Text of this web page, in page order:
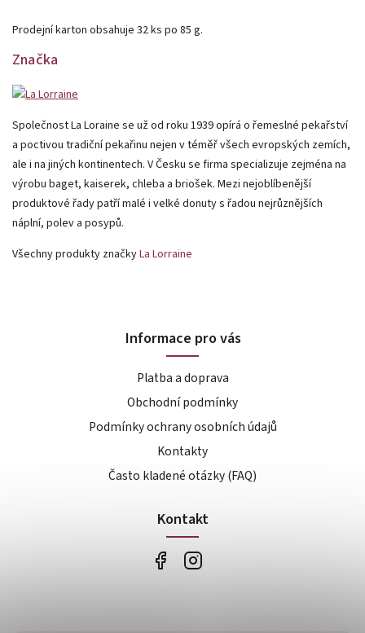
Prodejní karton obsahuje 32 ks po 85 g.
Značka
Společnost La Loraine se už od roku 1939 opírá o řemeslné pekařství
a poctivou tradiční pekařinu nejen v téměř všech evropských zemích,
ale i na jiných kontinentech. V Česku se firma specializuje zejména na
výrobu baget, kaiserek, chleba a briošek. Mezi nejoblíbenější
produktové řady patří malé i velké donuty s řadou nejrůznějších
náplní, polev a posypů.
Všechny produkty značkyLa Lorraine
Informace pro vás
Platba a doprava
Obchodní podmínky
Podmínky ochrany osobních údajů
Kontakty
Často kladené otázky (FAQ)
Kontakt